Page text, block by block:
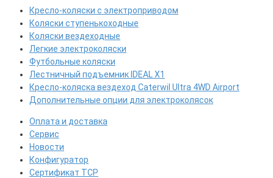
Кресло-коляски с электроприводом
Коляски ступенькоходные
Коляски вездеходные
Легкие электроколяски
Футбольные коляски
Лестничный подъемник IDEAL X1
Кресло-коляска вездеход Caterwil Ultra 4WD Airport
Дополнительные опции для электроколясок
Оплата и доставка
Сервис
Новости
Конфигуратор
Сертификат ТСР